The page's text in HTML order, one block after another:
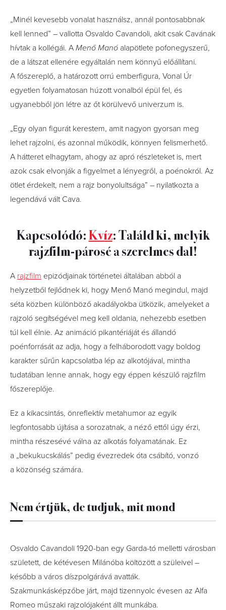
„Minél kevesebb vonalat használsz, annál pontosabbnak
kell lenned” – vallotta Osvaldo Cavandoli, akit csak Cavának
hívtak a kollégái. A Menő Manó alapötlete pofonegyszerű,
de a látszat ellenére egyáltalán nem könnyű előállítani.
A főszereplő, a határozott orrú emberfigura, Vonal Úr
egyetlen folyamatosan húzott vonalból épül fel, és
ugyanebből jön létre az őt körülvevő univerzum is.
„Egy olyan figurát kerestem, amit nagyon gyorsan meg
lehet rajzolni, és azonnal működik, könnyen felismerhető.
A hátteret elhagytam, ahogy az apró részleteket is, mert
azok csak elvonják a figyelmet a lényegről, a poénokról. Az
ötlet érdekelt, nem a rajz bonyolultsága” – nyilatkozta a
legendává vált Cava.
Kapcsolódó:Kvíz: Találd ki, melyik
rajzfilm-párosé a szerelmes dal!
A rajzfilm epizódjainak történetei általában abból a
helyzetből fejlődnek ki, hogy Menő Manó megindul, majd
séta közben különböző akadályokba ütközik, amelyeket a
rajzoló segítségével meg kell oldania, nehezebb esetben
túl kell élnie. Az animáció pikantériáját és állandó
poénforrását az adja, hogy a felháborodott vagy boldog
karakter sűrűn kapcsolatba lép az alkotójával, mintha
tudatában lenne annak, hogy egy éppen készülő rajzfilm
főszereplője.
Ez a kikacsintás, önreflektív metahumor az egyik
legfontosabb újítása a sorozatnak, a néző ettől úgy érzi,
mintha részesévé válna az alkotás folyamatának. Ez
a „bekukucskálás” pedig évezredek óta csábító, vonzó
a közönség számára.
Nem értjük, de tudjuk, mit mond
Osvaldo Cavandoli 1920-ban egy Garda-tó melletti városban
született, de kétévesen Milánóba költözött a szüleivel –
később a város díszpolgárává avatták.
Szakmunkásképzőbe járt, majd tizennyolc évesen az Alfa
Romeo műszaki rajzolójaként állt munkába.